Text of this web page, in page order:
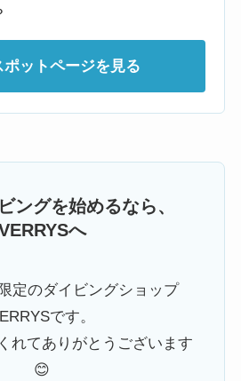
ポットページを見る
ングを始めるなら、
へ
定のダイビングショップ
です。
れてありがとうございます
😊